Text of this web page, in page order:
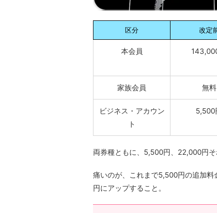
区分 改定
本会員
家族会員 無料
ビジネス・アカウン
ト
5,500
両券種ともに、5,500円、22,000円
痛いのが、これまで5,500円の追加
円にアップすること。